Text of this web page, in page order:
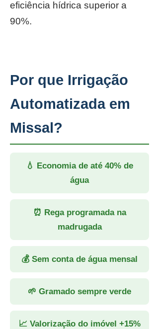
eficiência hídrica superior a
90%.
Por que Irrigação
Automatizada em
Missal?
💧 Economia de até 40% de
água
⏰ Rega programada na
madrugada
💰 Sem conta de água mensal
🌱 Gramado sempre verde
📈 Valorização do imóvel +15%